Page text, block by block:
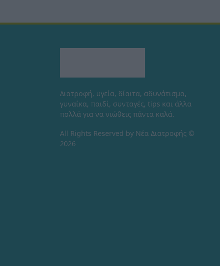
Διατροφή, υγεία, δίαιτα, αδυνάτισμα,
γυναίκα, παιδί, συνταγές, tips και άλλα
πολλά για να νιώθεις πάντα καλά.
All Rights Reserved by Νέα Διατροφής ©
2026